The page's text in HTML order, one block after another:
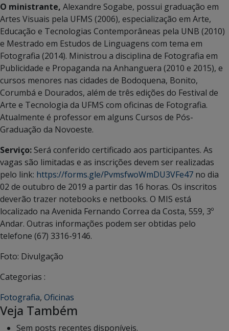
O ministrante, Alexandre Sogabe, possui graduação em
Artes Visuais pela UFMS (2006), especialização em Arte,
Educação e Tecnologias Contemporâneas pela UNB (2010)
e Mestrado em Estudos de Linguagens com tema em
Fotografia (2014). Ministrou a disciplina de Fotografia em
Publicidade e Propaganda na Anhanguera (2010 e 2015), e
cursos menores nas cidades de Bodoquena, Bonito,
Corumbá e Dourados, além de três edições do Festival de
Arte e Tecnologia da UFMS com oficinas de Fotografia.
Atualmente é professor em alguns Cursos de Pós-
Graduação da Novoeste.
Serviço: Será conferido certificado aos participantes. As
vagas são limitadas e as inscrições devem ser realizadas
pelo link: https://forms.gle/PvmsfwoWmDU3VFe47 no dia
02 de outubro de 2019 a partir das 16 horas. Os inscritos
deverão trazer notebooks e netbooks. O MIS está
localizado na Avenida Fernando Correa da Costa, 559, 3º
Andar. Outras informações podem ser obtidas pelo
telefone (67) 3316-9146.
Foto: Divulgação
Categorias :
Fotografia, Oficinas
Veja Também
Sem posts recentes disponíveis.